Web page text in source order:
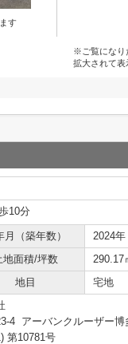
す
※ご覧になり
拡大されて表
10分
月（築年数）
2024
地面積/坪数
290.17
地目 宅地
4 アーバンクルーザー博
第10781号